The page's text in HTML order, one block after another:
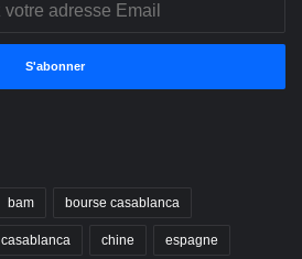
bam bourse casablanca
casablanca chine espagne